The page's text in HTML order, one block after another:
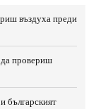
въздуха преди
да провериш
българският